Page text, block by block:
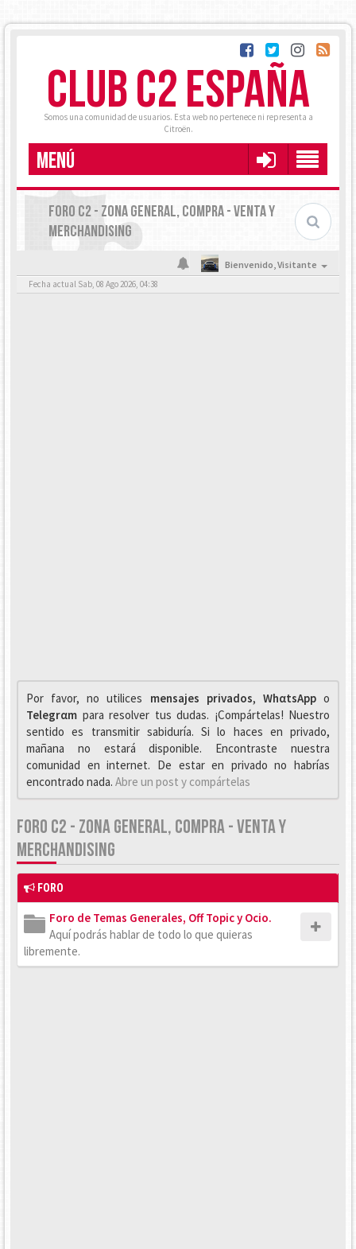
CLUB C2 ESPAÑA
Somos una comunidad de usuarios. Esta web no pertenece ni representa a
Citroën.
MENÚ
FORO C2 - ZONA GENERAL, COMPRA - VENTA Y
MERCHANDISING
Bienvenido,Visitante
Fecha actual Sab, 08 Ago 2026, 04:38
Por favor, no utilices mensajes privados, WhαtsAppo
Telegrαm para resolver tus dudas. ¡Compártelas! Nuestro
sentido es transmitir sabiduría. Si lo haces en privado,
mañana no estará disponible. Encontraste nuestra
comunidad en internet. De estar en privado no habrías
encontrado nada. Abre un post y compártelas
FORO C2 - ZONA GENERAL, COMPRA - VENTA Y
MERCHANDISING
FORO
Foro de Temas Generales, Off Topic y Ocio.
Aquí podrás hablar de todo lo que quieras
libremente.